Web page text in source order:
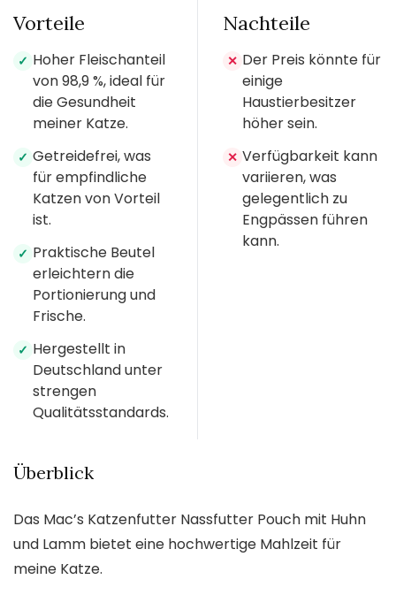
Vorteile
✓ Hoher Fleischanteil
von 98,9 %, ideal für
die Gesundheit
meiner Katze.
✓ Getreidefrei, was
für empfindliche
Katzen von Vorteil
ist.
✓ Praktische Beutel
erleichtern die
Portionierung und
Frische.
✓ Hergestellt in
Deutschland unter
strengen
Qualitätsstandards.
Nachteile
✕ Der Preis könnte für
einige
Haustierbesitzer
höher sein.
✕ Verfügbarkeit kann
variieren, was
gelegentlich zu
Engpässen führen
kann.
Überblick
Das Mac’s Katzenfutter Nassfutter Pouch mit Huhn
und Lamm bietet eine hochwertige Mahlzeit für
meine Katze.